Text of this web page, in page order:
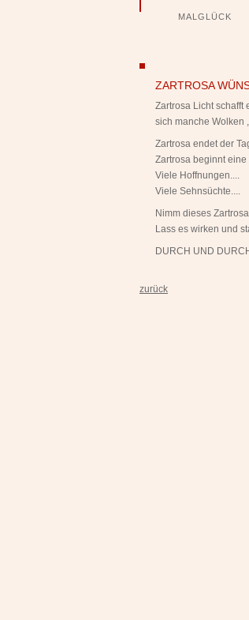
überspringenMALGLÜCK
ZARTROSA
Zartrosa Licht schafft
sich manche Wolken
Zartrosa endet der
Zartrosa beginnt
Viele Hoffnungen....
Viele Sehnsüchte....
Nimm dieses
Lass es wirken und
DURCH UND
zurück